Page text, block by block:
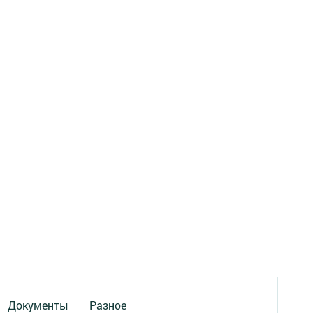
Документы Разное